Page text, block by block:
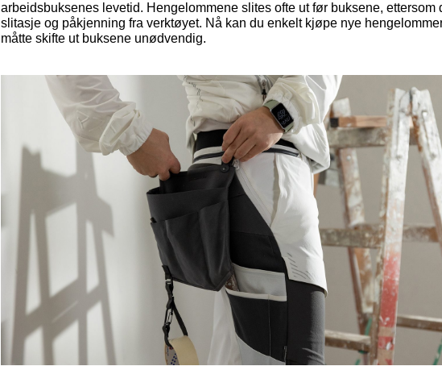
arbeidsbuksenes levetid. Hengelommene slites ofte ut før buksene, ettersom
slitasje og påkjenning fra verktøyet. Nå kan du enkelt kjøpe nye
måtte skifte ut buksene unødvendig.